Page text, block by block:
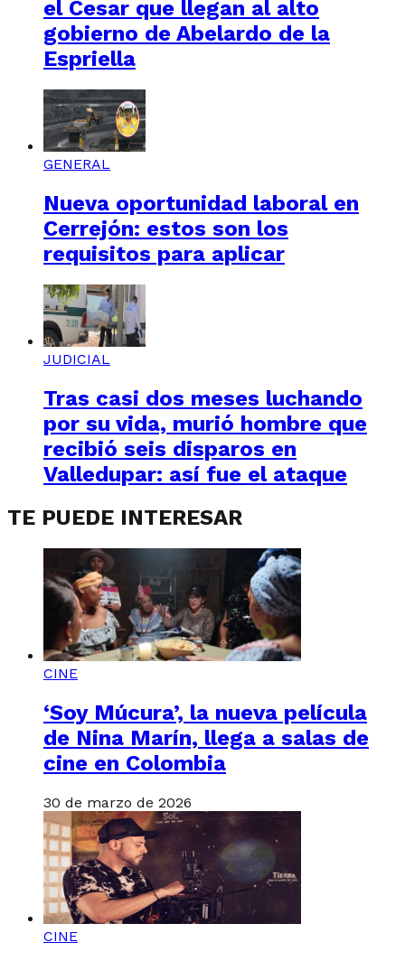
el Cesar que llegan al alto
gobierno de Abelardo de la
Espriella
GENERAL
Nueva oportunidad laboral en
Cerrejón: estos son los
requisitos para aplicar
JUDICIAL
Tras casi dos meses luchando
por su vida, murió hombre que
recibió seis disparos en
Valledupar: así fue el ataque
TE PUEDE INTERESAR
CINE
‘Soy Múcura’, la nueva película
de Nina Marín, llega a salas de
cine en Colombia
30 de marzo de 2026
CINE